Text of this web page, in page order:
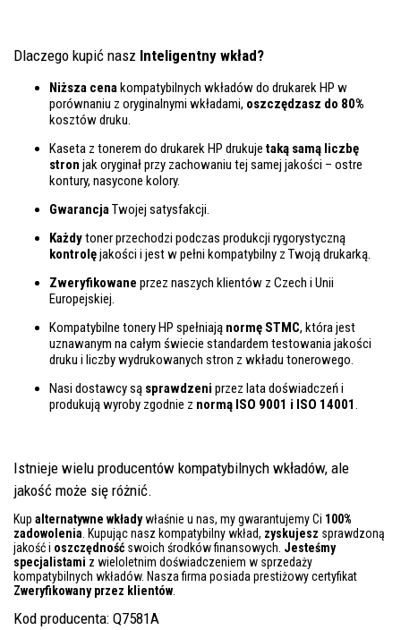
Dlaczego kupić nasz Inteligentny wkład?
Niższa cenakompatybilnych wkładów do drukarek HP w
porównaniu z oryginalnymi wkładami, oszczędzasz do 80%
kosztów druku.
Kaseta z tonerem do drukarek HP drukuje taką samą liczbę
stron jak oryginał przy zachowaniu tej samej jakości – ostre
kontury, nasycone kolory.
GwarancjaTwojej satysfakcji.
Każdytoner przechodzi podczas produkcji rygorystyczną
kontrolęjakości i jest w pełni kompatybilny z Twoją drukarką.
Zweryfikowane przez naszych klientów z Czech i Unii
Europejskiej.
Kompatybilne tonery HP spełniają normę STMC, która jest
uznawanym na całym świecie standardem testowania jakości
druku i liczby wydrukowanych stron z wkładu tonerowego.
Nasi dostawcy są sprawdzeni przez lata doświadczeń i
produkują wyroby zgodnie z normą ISO 9001 i ISO 14001.
Istnieje wielu producentów kompatybilnych wkładów, ale
jakość może się różnić.
Kup alternatywne wkładywłaśnie u nas, my gwarantujemy Ci 100%
zadowolenia . Kupując nasz kompatybilny wkład, zyskujesz sprawdzoną
jakość i oszczędność swoich środków finansowych. Jesteśmy
specjalistami z wieloletnim doświadczeniem w sprzedaży
kompatybilnych wkładów. Nasza firma posiada prestiżowy certyfikat
Zweryfikowany przez klientów
Kod producenta: Q7581A